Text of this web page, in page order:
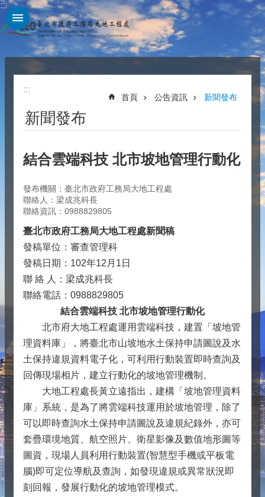
跳到主要內容區塊
:::
:::
首頁 公告資訊 新聞發布
新聞發布
結合雲端科技 北市坡地管理行動化
發布機關：臺北市政府工務局大地工程處
聯絡人：梁成兆科長
聯絡資訊：0988829805
臺北市政府工務局大地工程處新聞稿
發稿單位：審查管理科
發稿日期：102年12月1日
聯 絡 人：梁成兆科長
聯絡電話：0988829805
結合雲端科技 北市坡地管理行動化
北市府大地工程處運用雲端科技，建置「坡地管
理資料庫」，將臺北市山坡地水土保持申請圖說及水
土保持違規資料電子化，可利用行動裝置即時查詢及
回傳現場相片，建立行動化的坡地管理機制。
大地工程處長黃立遠指出，建構「坡地管理資料
庫」系統，是為了將雲端科技運用於坡地管理，除了
可以即時查詢水土保持申請圖說及違規紀錄外，亦可
套疊環境地質、航空照片、衛星影像及數值地形圖等
圖資，現場人員利用行動裝置(智慧型手機或平板電
腦)即可定位導航及查詢，如發現違規或異常狀況即
刻回報，發展行動化的坡地管理模式。